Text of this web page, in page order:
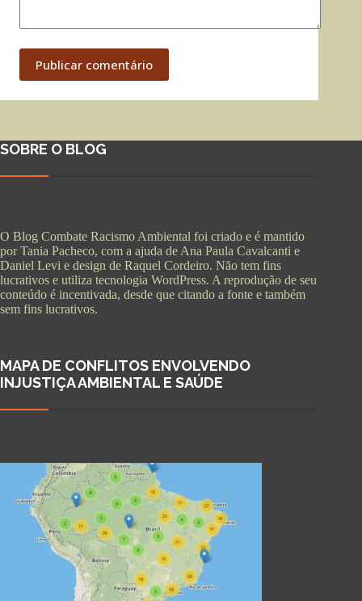
Publicar comentário
SOBRE O BLOG
O Blog Combate Racismo Ambiental foi criado e é mantido
por Tania Pacheco, com a ajuda de Ana Paula Cavalcanti e
Daniel Levi e design de Raquel Cordeiro. Não tem fins
lucrativos e utiliza tecnologia WordPress. A reprodução de seu
conteúdo é incentivada, desde que citando a fonte e também
sem fins lucrativos.
MAPA DE CONFLITOS ENVOLVENDO
INJUSTIÇA AMBIENTAL E SAÚDE